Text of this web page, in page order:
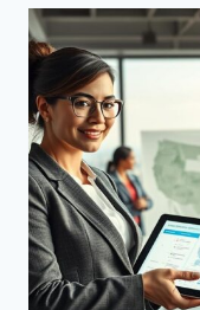
IDEAL
PARA
VOCÊ